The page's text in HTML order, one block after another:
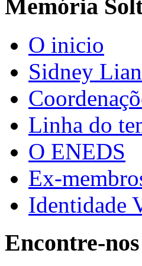
Memória
O inicio
Sidney
Linha do
O ENEDS
Ex-
Identidade
Encontre-nos